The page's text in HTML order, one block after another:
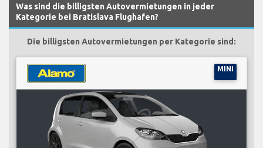
Was sind die billigsten Autovermietungen in jeder
Kategorie bei Bratislava Flughafen?
Die billigsten Autovermietungen per Kategorie sind:
MINI